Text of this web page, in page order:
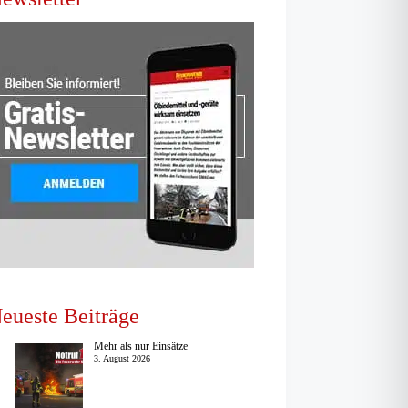
Beiträge
Mehr als nur Einsätze
3. August 2026